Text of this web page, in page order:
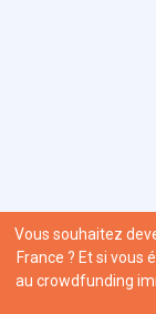
Vous souhaitez
France ? Et si vous
au crowdfunding